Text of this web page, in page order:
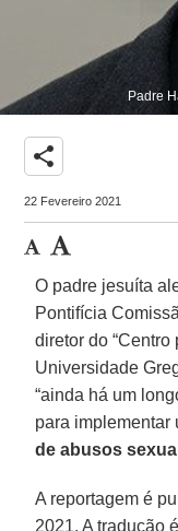
Padre
share
22 Fevereiro 2021
O padre jesuíta
Pontifícia
diretor do “Centro
Universidade
“ainda há um
para implementar
de abusos
A reportagem é
2021. A tradução